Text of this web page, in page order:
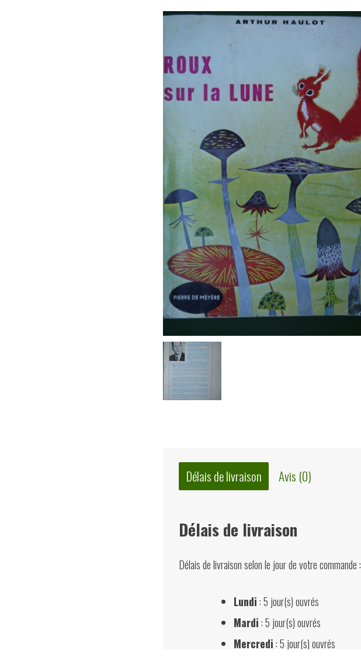
Délais de livraison Avis (0)
Délais de livraison
Délais de livraison selon le jour de votre commande :
Lundi: 5 jour(s) ouvrés
Mardi: 5 jour(s) ouvrés
Mercredi: 5 jour(s) ouvrés